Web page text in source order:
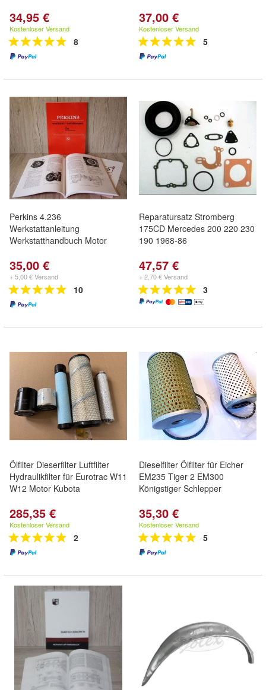
34,95 €
Kostenloser Versand
8
37,00 €
Kostenloser Versand
5
Perkins 4.236
Werkstattanleitung
Werkstatthandbuch Motor
35,00 €
+ 5,00 € Versand
10
Reparatursatz Stromberg
175CD Mercedes 200 220 230
190 1968-86
47,57 €
+ 2,70 € Versand
3
Ölfilter Dieserfilter Luftfilter
Hydraulikfilter für Eurotrac W11
W12 Motor Kubota
285,35 €
Kostenloser Versand
2
Dieselfilter Ölfilter für Eicher
EM235 Tiger 2 EM300
Königstiger Schlepper
35,30 €
Kostenloser Versand
5